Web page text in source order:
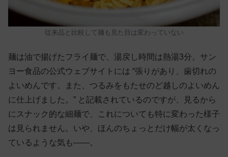
従来品と比較して麺も見た目は変わっていない
麺は油で揚げたフライ麺で、湯戻し時間は熱湯3分。サン
ヨー食品の公式ウェブサイトには “張りがあり、歯切れの
よいめんです。また、つるみをもたせのど越しのよいめん
に仕上げました。” と記載されているのですが、見るから
にスナック的な細麺で、これについても特に変わった様子
は見られません。いや、ほんのちょっとだけ幅が太くなっ
ているような気も——。